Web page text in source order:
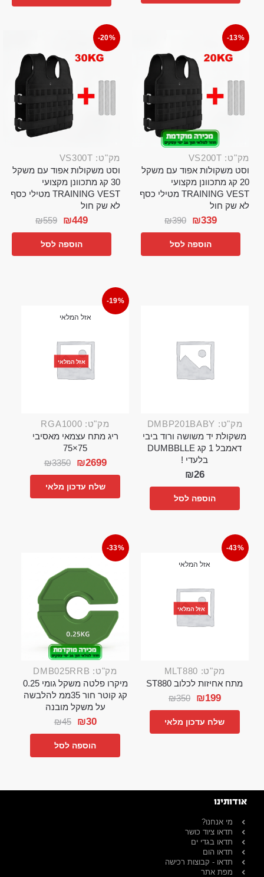
-13%
מק"ט: VS200T
וסט משקולות אפוד עם משקל
20 קג מתכוונן מקצועי
TRAINING VEST מטילי כסף
לא שק חול
₪390 ₪339
הוספה לסל
-20%
מק"ט: VS300T
וסט משקולות אפוד עם משקל
30 קג מתכוונן מקצועי
TRAINING VEST מטילי כסף
לא שק חול
₪559 ₪449
הוספה לסל
מק"ט: DMBP201BABY
משקולת יד משושה ורוד ביבי
דאמבל 1 קג DUMBBLLE
בלעדי !
₪26
הוספה לסל
-19%
אזל המלאי
אזל המלאי
מק"ט: RGA1000
ריג מתח עצמאי מאסיבי
75×75
₪3350 ₪2699
שלח עדכון מלאי
-43%
אזל המלאי
אזל המלאי
מק"ט: MLT880
מתח אחיזות לכלוב ST880
₪350 ₪199
שלח עדכון מלאי
-33%
מק"ט: DMB025RRB
מיקרו פלטה משקל גומי 0.25
קג קוטר חור 35ממ להלבשה
על משקל מובנה
₪45 ₪30
הוספה לסל
אודותינו
מי אנחנו?
תדאו ציוד כושר
תדאו בגדי ים
תדאו הום
תדאו - קבוצות רכישה
מפת אתר